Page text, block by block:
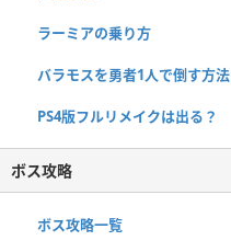
ラーミアの乗り方
バラモスを勇者1人で倒す方法
PS4版フルリメイクは出る？
ボス攻略
ボス攻略一覧